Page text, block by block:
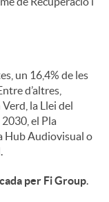
un 16,4% de les
d’altres,
la Llei del
el Pla
Hub Audiovisual o
per Fi Group.